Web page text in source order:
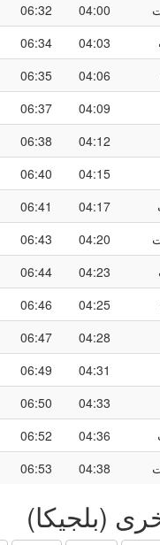
04:00
06:32
04:03
06:34
04:06
06:35
04:09
06:37
04:12
06:38
04:15
06:40
04:17
06:41
04:20
06:43
04:23
06:44
04:25
06:46
04:28
06:47
04:31
06:49
04:33
06:50
04:36
06:52
04:38
06:53
(بلجيكا)